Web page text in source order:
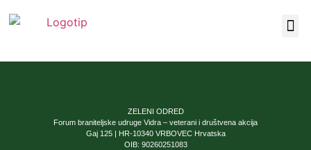
ZELENI ODRED
Forum braniteljske udruge Vidra – veterani i društvena akcija
Gaj 125 | HR-10340 VRBOVEC Hrvatska
OIB: 90260251083